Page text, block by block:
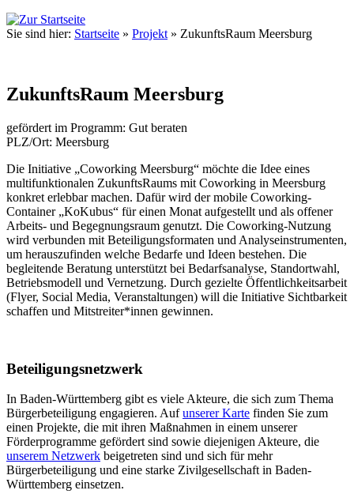
Sie sind hier: Startseite » Projekt » ZukunftsRaum Meersburg
ZukunftsRaum Meersburg
gefördert im Programm: Gut beraten
PLZ/Ort: Meersburg
Die Initiative „Coworking Meersburg“ möchte die Idee eines
multifunktionalen ZukunftsRaums mit Coworking in Meersburg
konkret erlebbar machen. Dafür wird der mobile Coworking-
Container „KoKubus“ für einen Monat aufgestellt und als offener
Arbeits- und Begegnungsraum genutzt. Die Coworking-Nutzung
wird verbunden mit Beteiligungsformaten und Analyseinstrumenten,
um herauszufinden welche Bedarfe und Ideen bestehen. Die
begleitende Beratung unterstützt bei Bedarfsanalyse, Standortwahl,
Betriebsmodell und Vernetzung. Durch gezielte Öffentlichkeitsarbeit
(Flyer, Social Media, Veranstaltungen) will die Initiative Sichtbarkeit
schaffen und Mitstreiter*innen gewinnen.
Beteiligungsnetzwerk
In Baden-Württemberg gibt es viele Akteure, die sich zum Thema
Bürgerbeteiligung engagieren. Aufunserer Karte finden Sie zum
einen Projekte, die mit ihren Maßnahmen in einem unserer
Förderprogramme gefördert sind sowie diejenigen Akteure, die
unserem Netzwerk beigetreten sind und sich für mehr
Bürgerbeteiligung und eine starke Zivilgesellschaft in Baden-
Württemberg einsetzen.